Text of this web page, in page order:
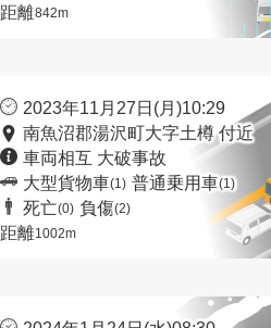
距離842m
2023年11月27日(月)10:29
南魚沼郡湯沢町大字土樽 付近
車両相互 大破事故
大型貨物車(1) 普通乗用車(1)
死亡(0) 負傷(2)
距離1002m